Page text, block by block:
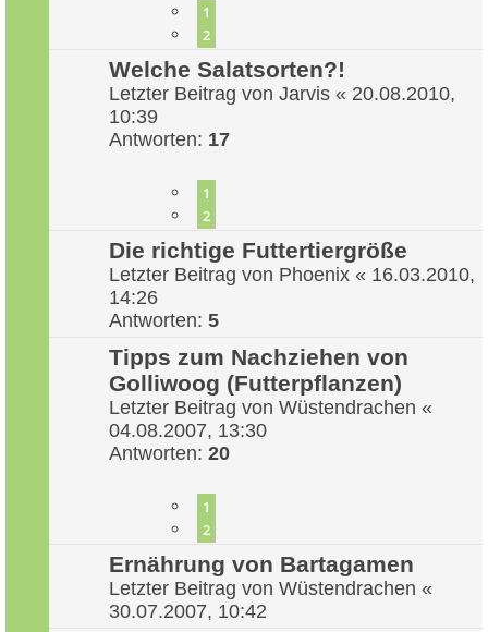
1
2
Welche Salatsorten?!
Letzter Beitrag von Jarvis « 20.08.2010,
10:39
Antworten: 17
1
2
Die richtige Futtertiergröße
Letzter Beitrag von Phoenix « 16.03.2010,
14:26
Antworten: 5
Tipps zum Nachziehen von
Golliwoog (Futterpflanzen)
Letzter Beitrag von Wüstendrachen «
04.08.2007, 13:30
Antworten: 20
1
2
Ernährung von Bartagamen
Letzter Beitrag von Wüstendrachen «
30.07.2007, 10:42